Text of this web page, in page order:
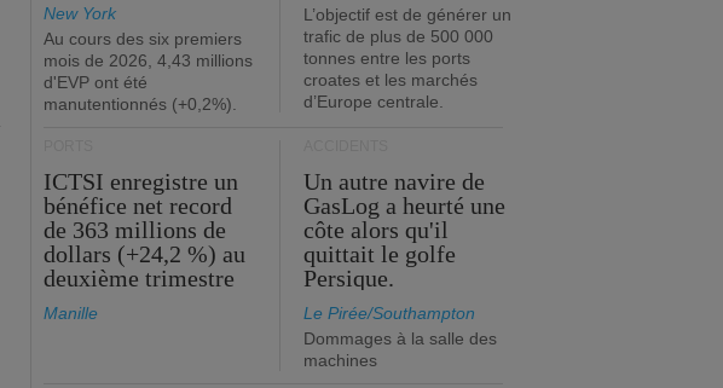
New York
Au cours des six premiers
mois de 2026, 4,43 millions
d'EVP ont été
manutentionnés (+0,2%).
L’objectif est de générer un
trafic de plus de 500 000
tonnes entre les ports
croates et les marchés
d’Europe centrale.
ICTSI enregistre un
bénéfice net record
de 363 millions de
dollars (+24,2 %) au
deuxième trimestre
Manille
Un autre navire de
GasLog a heurté une
côte alors qu'il
quittait le golfe
Persique.
Le Pirée/Southampton
Dommages à la salle des
machines